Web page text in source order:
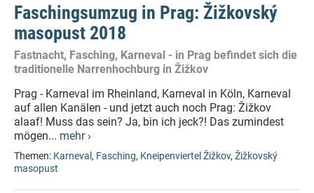
Faschingsumzug in Prag: Žižkovský
masopust 2018
Fastnacht, Fasching, Karneval - in Prag befindet sich die
traditionelle Narrenhochburg in Žižkov
Prag - Karneval im Rheinland, Karneval in Köln, Karneval
auf allen Kanälen - und jetzt auch noch Prag: Žižkov
alaaf! Muss das sein? Ja, bin ich jeck?! Das zumindest
mögen... mehr ›
Themen: Karneval , Fasching, Kneipenviertel Žižkov, Žižkovský
masopust